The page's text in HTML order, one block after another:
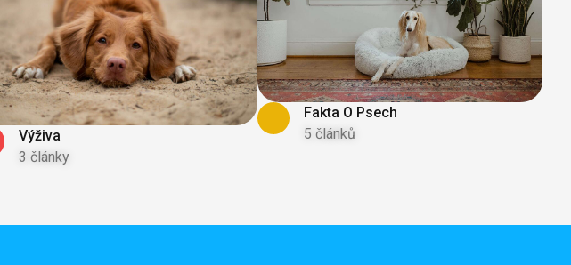
Výživa
3 články
Fakta O Psech
5 článků